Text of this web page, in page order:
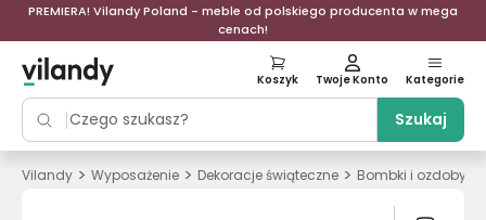
PREMIERA! Vilandy Poland - meble od polskiego producenta w mega
cenach!
Szukaj
Koszyk Twoje Konto Kategorie
Vilandy > Wyposażenie > Dekoracje świąteczne > Bombki i ozdoby